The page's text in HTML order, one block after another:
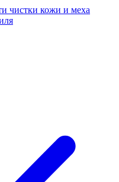
чистки кожи и меха